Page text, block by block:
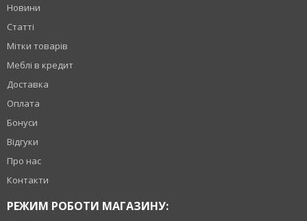
Новини
Статті
Мітки товарів
Меблі в кредит
Доставка
Оплата
Бонуси
Відгуки
Про нас
Контакти
РЕЖИМ РОБОТИ МАГАЗИНУ: